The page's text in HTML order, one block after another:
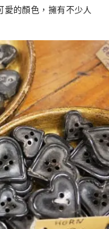
的顏色，擁有不少人